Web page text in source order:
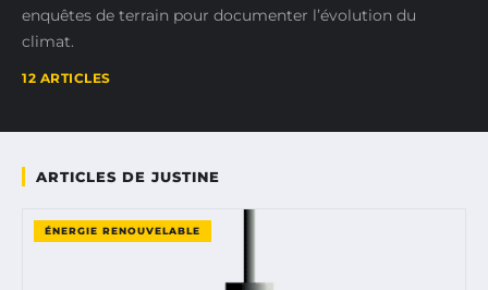
enquêtes de terrain pour documenter l’évolution du
climat.
12 ARTICLES
ARTICLES DE JUSTINE
ÉNERGIE RENOUVELABLE